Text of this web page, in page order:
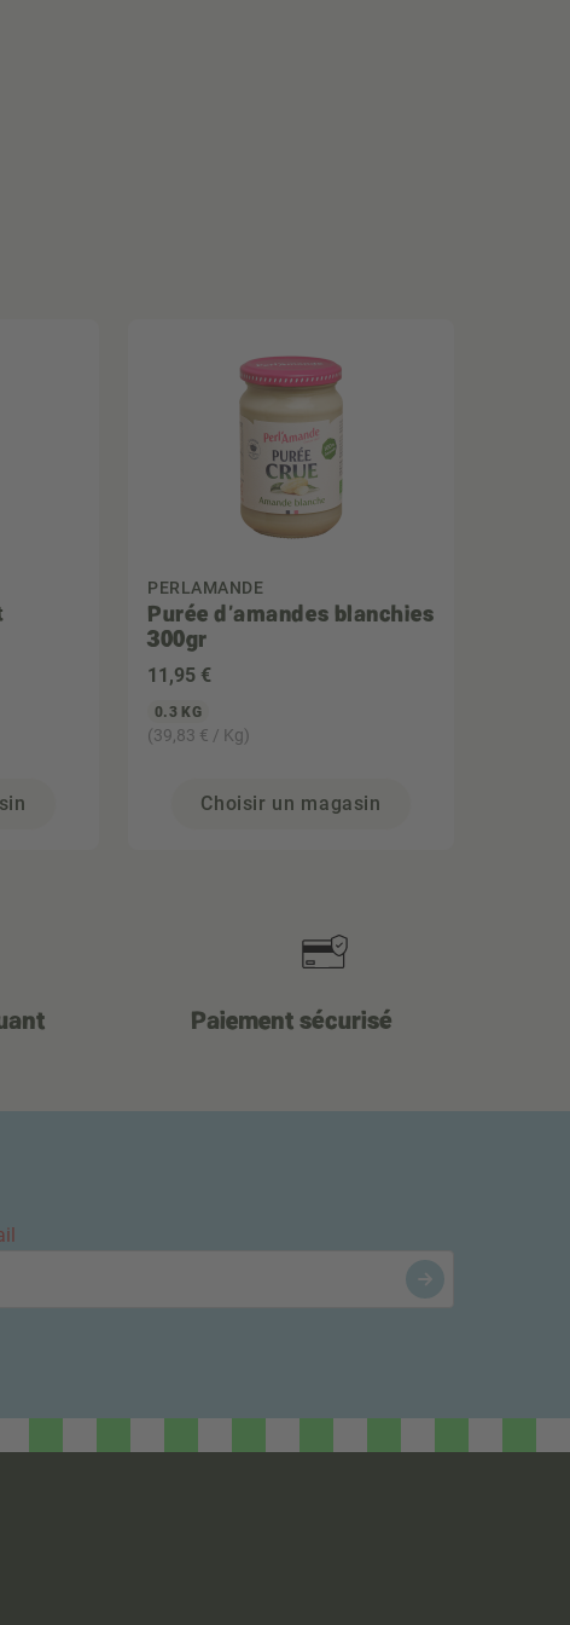
PERLAMANDE
Purée d'amandes blanchies
300gr
11 ,95 €
0.3 KG
(39,83 € / Kg)
Choisir un magasin
Paiement sécurisé